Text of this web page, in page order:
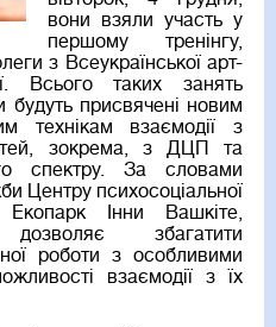
вони взяли участь у
першому тренінгу,
з Всеукраїнської арт-
Всього таких занять
будуть присвячені новим
технікам взаємодії з
зокрема, з ДЦП та
спектру. За словами
Центру психосоціальної
Екопарк Інни Вашкіте,
збагатити
роботи з особливими
взаємодії з їх